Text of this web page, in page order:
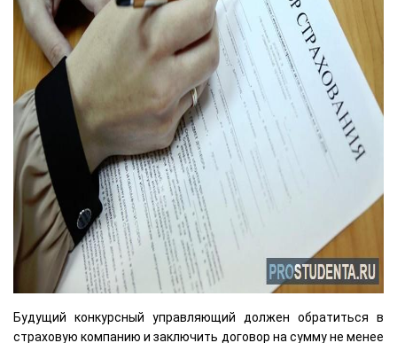
Будущий конкурсный управляющий должен обратиться в
страховую компанию и заключить договор на сумму не менее